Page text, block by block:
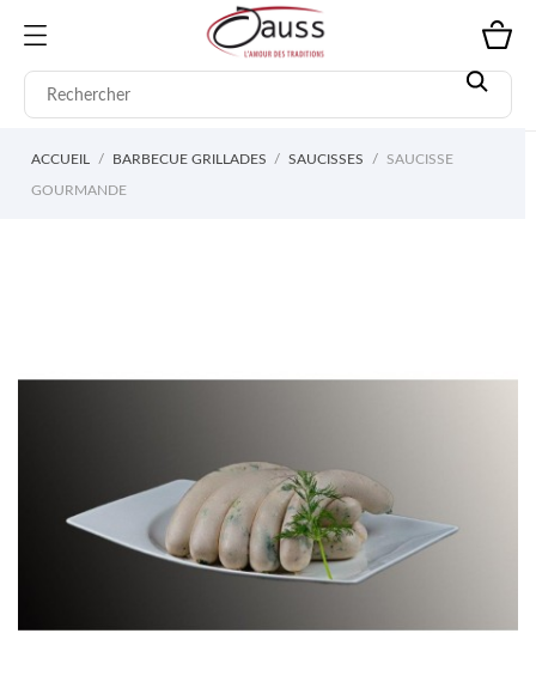
ACCUEIL BARBECUE GRILLADES SAUCISSES SAUCISSE
GOURMANDE